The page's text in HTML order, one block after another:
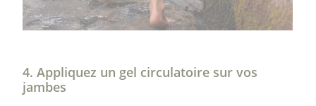
4. Appliquez un gel circulatoire sur vos
jambes